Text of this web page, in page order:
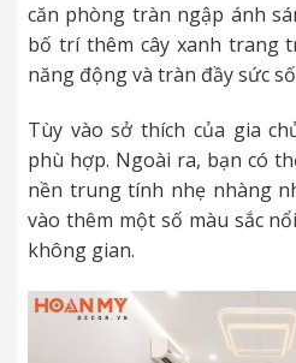
căn phòng tràn ngập ánh
bố trí thêm cây xanh trang
năng động và tràn đầy sức
Tùy vào sở thích của gia
phù hợp. Ngoài ra, bạn có
nền trung tính nhẹ nhàng
vào thêm một số màu sắc
không gian.